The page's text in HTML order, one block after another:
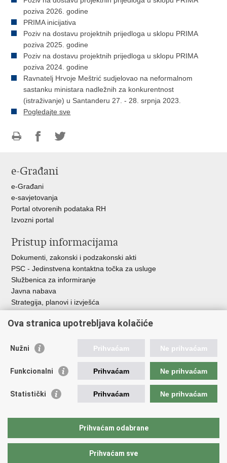
poziva 2026. godine
PRIMA inicijativa
Poziv na dostavu projektnih prijedloga u sklopu PRIMA
poziva 2025. godine
Poziv na dostavu projektnih prijedloga u sklopu PRIMA
poziva 2024. godine
Ravnatelj Hrvoje Meštrić sudjelovao na neformalnom
sastanku ministara nadležnih za konkurentnost
(istraživanje) u Santanderu 27. - 28. srpnja 2023.
Pogledajte sve
FacebookuTwitteru
e-Građani
e-Građani
e-savjetovanja
Portal otvorenih podataka RH
Izvozni portal
Pristup informacijama
Dokumenti, zakonski i podzakonski akti
PSC - Jedinstvena kontaktna točka za usluge
Službenica za informiranje
Javna nabava
Strategija, planovi i izvješća
Korisne poveznice
Vlada RH
ASOO
CARNET
Ova stranica upotrebljava kolačiće
Nužni Prihvaćam Ne prihvaćam
Funkcionalni Prihvaćam Ne prihvaćam
Statistički Prihvaćam Ne prihvaćam
Prihvaćam odabrane
Prihvaćam sve